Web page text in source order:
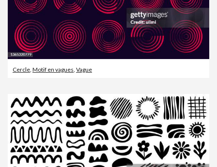
Cercle Motif en vagues Vague